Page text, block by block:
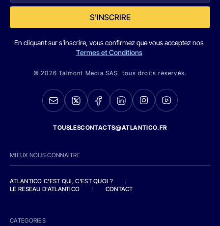
S'INSCRIRE
En cliquant sur s'inscrire, vous confirmez que vous acceptez nos
Termes et Conditions
© 2026 Talmont Media SAS. tous droits réservés.
TOUSLESCONTACTS@ATLANTICO.FR
MIEUX NOUS CONNAITRE
ATLANTICO C'EST QUI, C'EST QUOI ?
/
LE RESEAU D'ATLANTICO
/ CONTACT
CATEGORIES